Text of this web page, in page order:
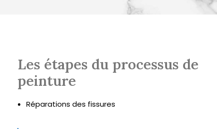
Les étapes du processus de
peinture
Réparations des fissures